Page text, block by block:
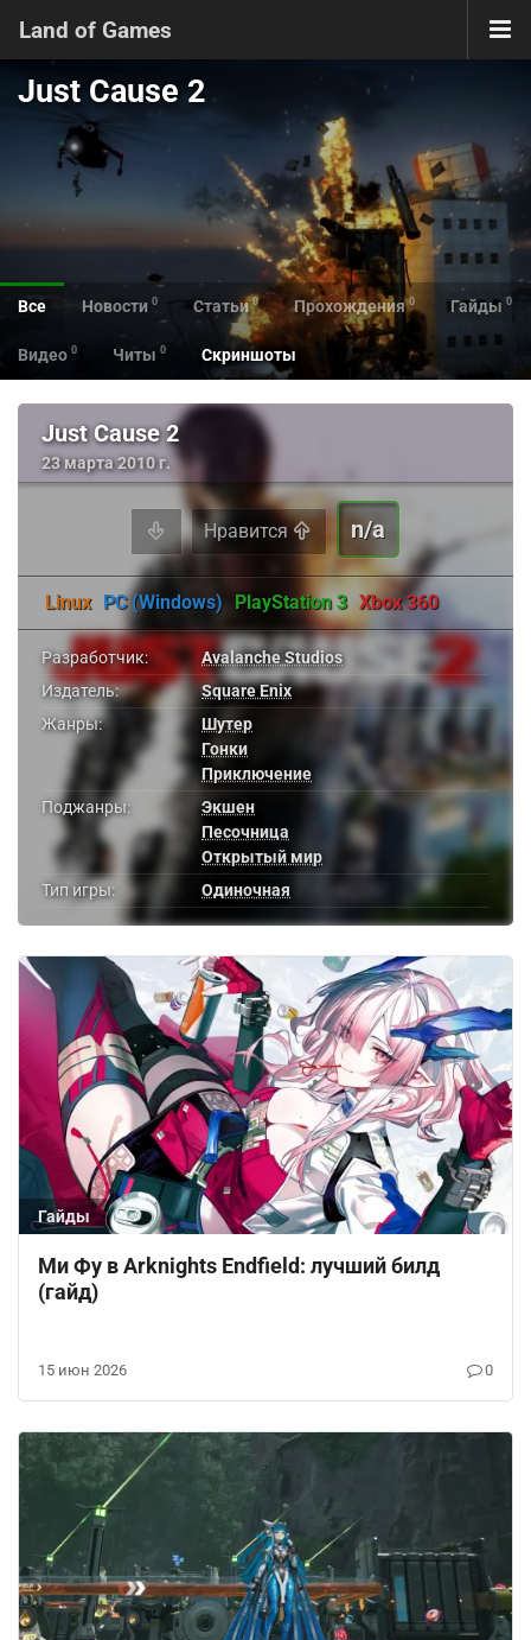
Land of Games
Just Cause 2
Все Новости 0 Статьи 0 Прохождения 0 Гайды 0
Видео 0 Читы 0 Скриншоты
Just Cause 2
23 марта 2010 г.
Нравится n/a
Linux PC (Windows) PlayStation 3 Xbox 360
Разработчик:
Avalanche Studios
Издатель:
Square Enix
Жанры:
Шутер
Гонки
Приключение
Поджанры:
Экшен
Песочница
Открытый мир
Тип игры:
Одиночная
Гайды
Ми Фу в Arknights Endfield: лучший билд
(гайд)
15 июн 2026 0